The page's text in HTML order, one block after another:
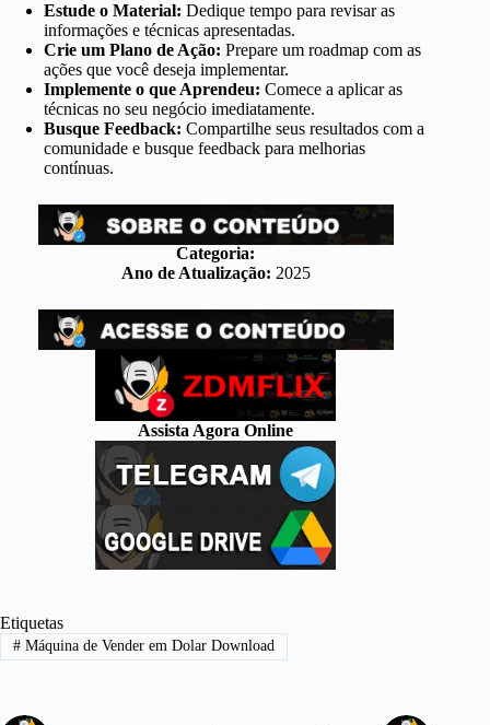
Estude o Material: Dedique tempo para revisar as
informações e técnicas apresentadas.
Crie um Plano de Ação: Prepare um roadmap com as
ações que você deseja implementar.
Implemente o que Aprendeu: Comece a aplicar as
técnicas no seu negócio imediatamente.
Busque Feedback: Compartilhe seus resultados com a
comunidade e busque feedback para melhorias
contínuas.
Categoria:
Ano de Atualização: 2025
Assista Agora Online
Etiquetas
#Máquina de Vender em Dolar Download